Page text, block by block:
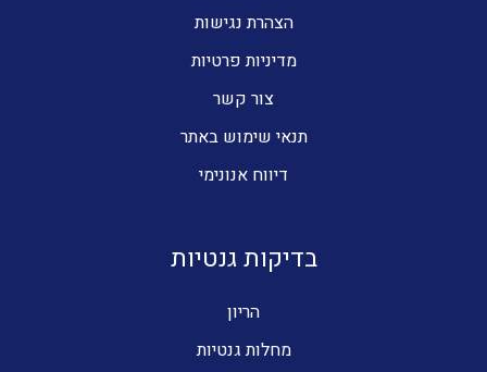
הצהרת נגישות
מדיניות פרטיות
צור קשר
תנאי שימוש באתר
דיווח אנונימי
בדיקות גנטיות
הריון
מחלות גנטיות